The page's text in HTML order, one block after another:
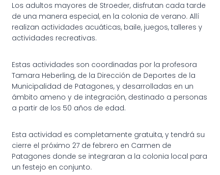
Los adultos mayores de Stroeder, disfrutan cada tarde
de una manera especial, en la colonia de verano. Allí
realizan actividades acuáticas, baile, juegos, talleres y
actividades recreativas.
Estas actividades son coordinadas por la profesora
Tamara Heberling, de la Dirección de Deportes de la
Municipalidad de Patagones, y desarrolladas en un
ámbito ameno y de integración, destinado a personas
a partir de los 50 años de edad.
Esta actividad es completamente gratuita, y tendrá su
cierre el próximo 27 de febrero en Carmen de
Patagones donde se integraran a la colonia local para
un festejo en conjunto.